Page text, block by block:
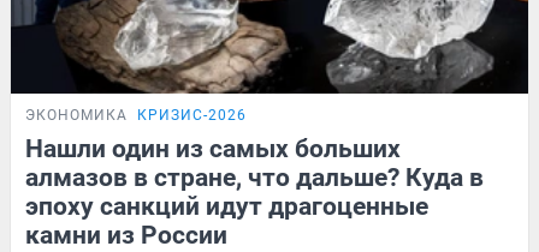
ЭКОНОМИКА КРИЗИС-2026
Нашли один из самых больших
алмазов в стране, что дальше? Куда в
эпоху санкций идут драгоценные
камни из России